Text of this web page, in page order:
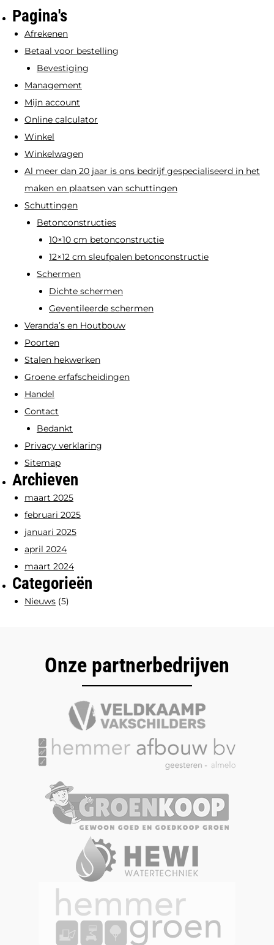
gekozen
worden
op
de
productpagina
Pagina's
Afrekenen
Betaal voor bestelling
Bevestiging
Management
Mijn account
Online calculator
Winkel
Winkelwagen
Al meer dan 20 jaar is ons bedrijf gespecialiseerd in het
maken en plaatsen van schuttingen
Schuttingen
Betonconstructies
10×10 cm betonconstructie
12×12 cm sleufpalen betonconstructie
Schermen
Dichte schermen
Geventileerde schermen
Veranda’s en Houtbouw
Poorten
Stalen hekwerken
Groene erfafscheidingen
Handel
Contact
Bedankt
Privacy verklaring
Sitemap
Archieven
maart 2025
februari 2025
januari 2025
april 2024
maart 2024
Categorieën
Nieuws (5)
Onze partnerbedrijven